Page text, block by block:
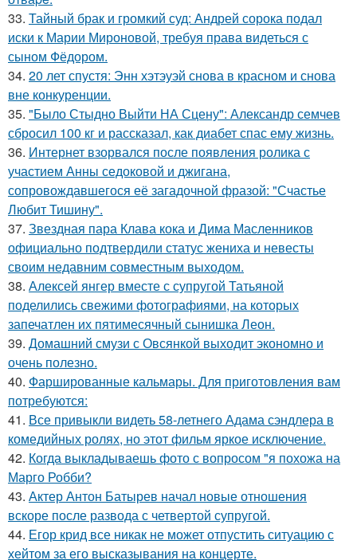
33. Тайный брак и громкий суд: Андрей сорока подал
иски к Марии Мироновой, требуя права видеться с
сыном Фёдором.
34. 20 лет спустя: Энн хэтэуэй снова в красном и снова
вне конкуренции.
35. "Было Стыдно Выйти НА Сцену": Александр семчев
сбросил 100 кг и рассказал, как диабет спас ему жизнь.
36. Интернет взорвался после появления ролика с
участием Анны седоковой и джигана,
сопровождавшегося её загадочной фразой: "Счастье
Любит Тишину".
37. Звездная пара Клава кока и Дима Масленников
официально подтвердили статус жениха и невесты
своим недавним совместным выходом.
38. Алексей янгер вместе с супругой Татьяной
поделились свежими фотографиями, на которых
запечатлен их пятимесячный сынишка Леон.
39. Домашний смузи с Овсянкой выходит экономно и
очень полезно.
40. Фаршированные кальмары. Для приготовления вам
потребуются:
41. Все привыкли видеть 58-летнего Адама сэндлера в
комедийных ролях, но этот фильм яркое исключение.
42. Когда выкладываешь фото с вопросом "я похожа на
Марго Робби?
43. Актер Антон Батырев начал новые отношения
вскоре после развода с четвертой супругой.
44. Егор крид все никак не может отпустить ситуацию с
хейтом за его высказывания на концерте.